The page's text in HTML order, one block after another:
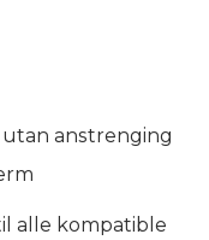
anstrenging
alle kompatible